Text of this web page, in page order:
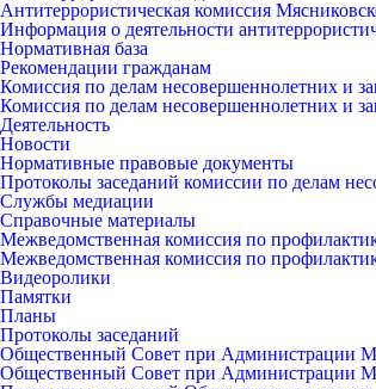
Антитеррористическая комиссия
Информация о деятельности
Нормативная база
Рекомендации гражданам
Комиссия по делам несовершеннолетних и
Комиссия по делам несовершеннолетних и
Деятельность
Новости
Нормативные правовые документы
Протоколы заседаний комиссии по делам
Службы медиации
Справочные материалы
Межведомственная комиссия по
Межведомственная комиссия по
Видеоролики
Памятки
Планы
Протоколы заседаний
Общественный Совет при Администрации
Общественный Совет при Администрации